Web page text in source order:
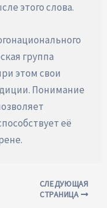
этого слова.
группа
этом свои
Понимание
её
СЛЕДУЮЩАЯ
СТРАНИЦА